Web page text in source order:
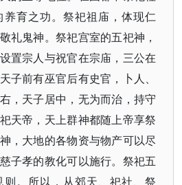
育之功。祭祀祖庙，体现仁
礼鬼神。祭祀宫室的五祀神，
置宗人与祝官在宗庙，三公在
子前有巫官后有史官，卜人、
，天子居中，无为而治，持守
天帝，天上群神都随上帝享祭
，大地的各物资与物产可以尽
子孝的教化可以施行。祭祀五
。所以，从郊天、祀社、祭